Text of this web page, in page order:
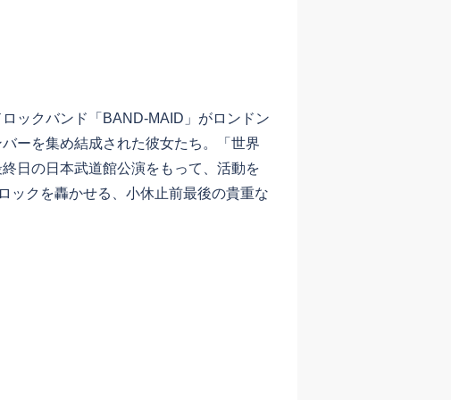
ックバンド「BAND-MAID」がロンドン
ーを集め結成された彼女たち。「世界
日の日本武道館公演をもって、活動を
ックを轟かせる、小休止前最後の貴重な